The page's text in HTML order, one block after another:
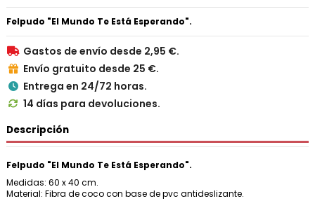
Felpudo "El Mundo Te Está Esperando".
 Gastos de envío desde 2,95 €.
 Envío gratuito desde 25 €.
 Entrega en 24/72 horas.
 14 días para devoluciones.
Descripción
Felpudo "El Mundo Te Está Esperando".
Medidas: 60 x 40 cm.
Material: Fibra de coco con base de pvc antideslizante.